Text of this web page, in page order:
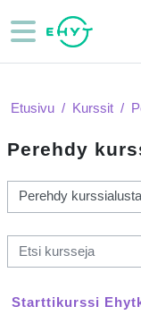
Sivupaneeli
Etusivu Kurssit
Perehdy
Kurssikategoriat
Etsi kursseja
Starttikurssi